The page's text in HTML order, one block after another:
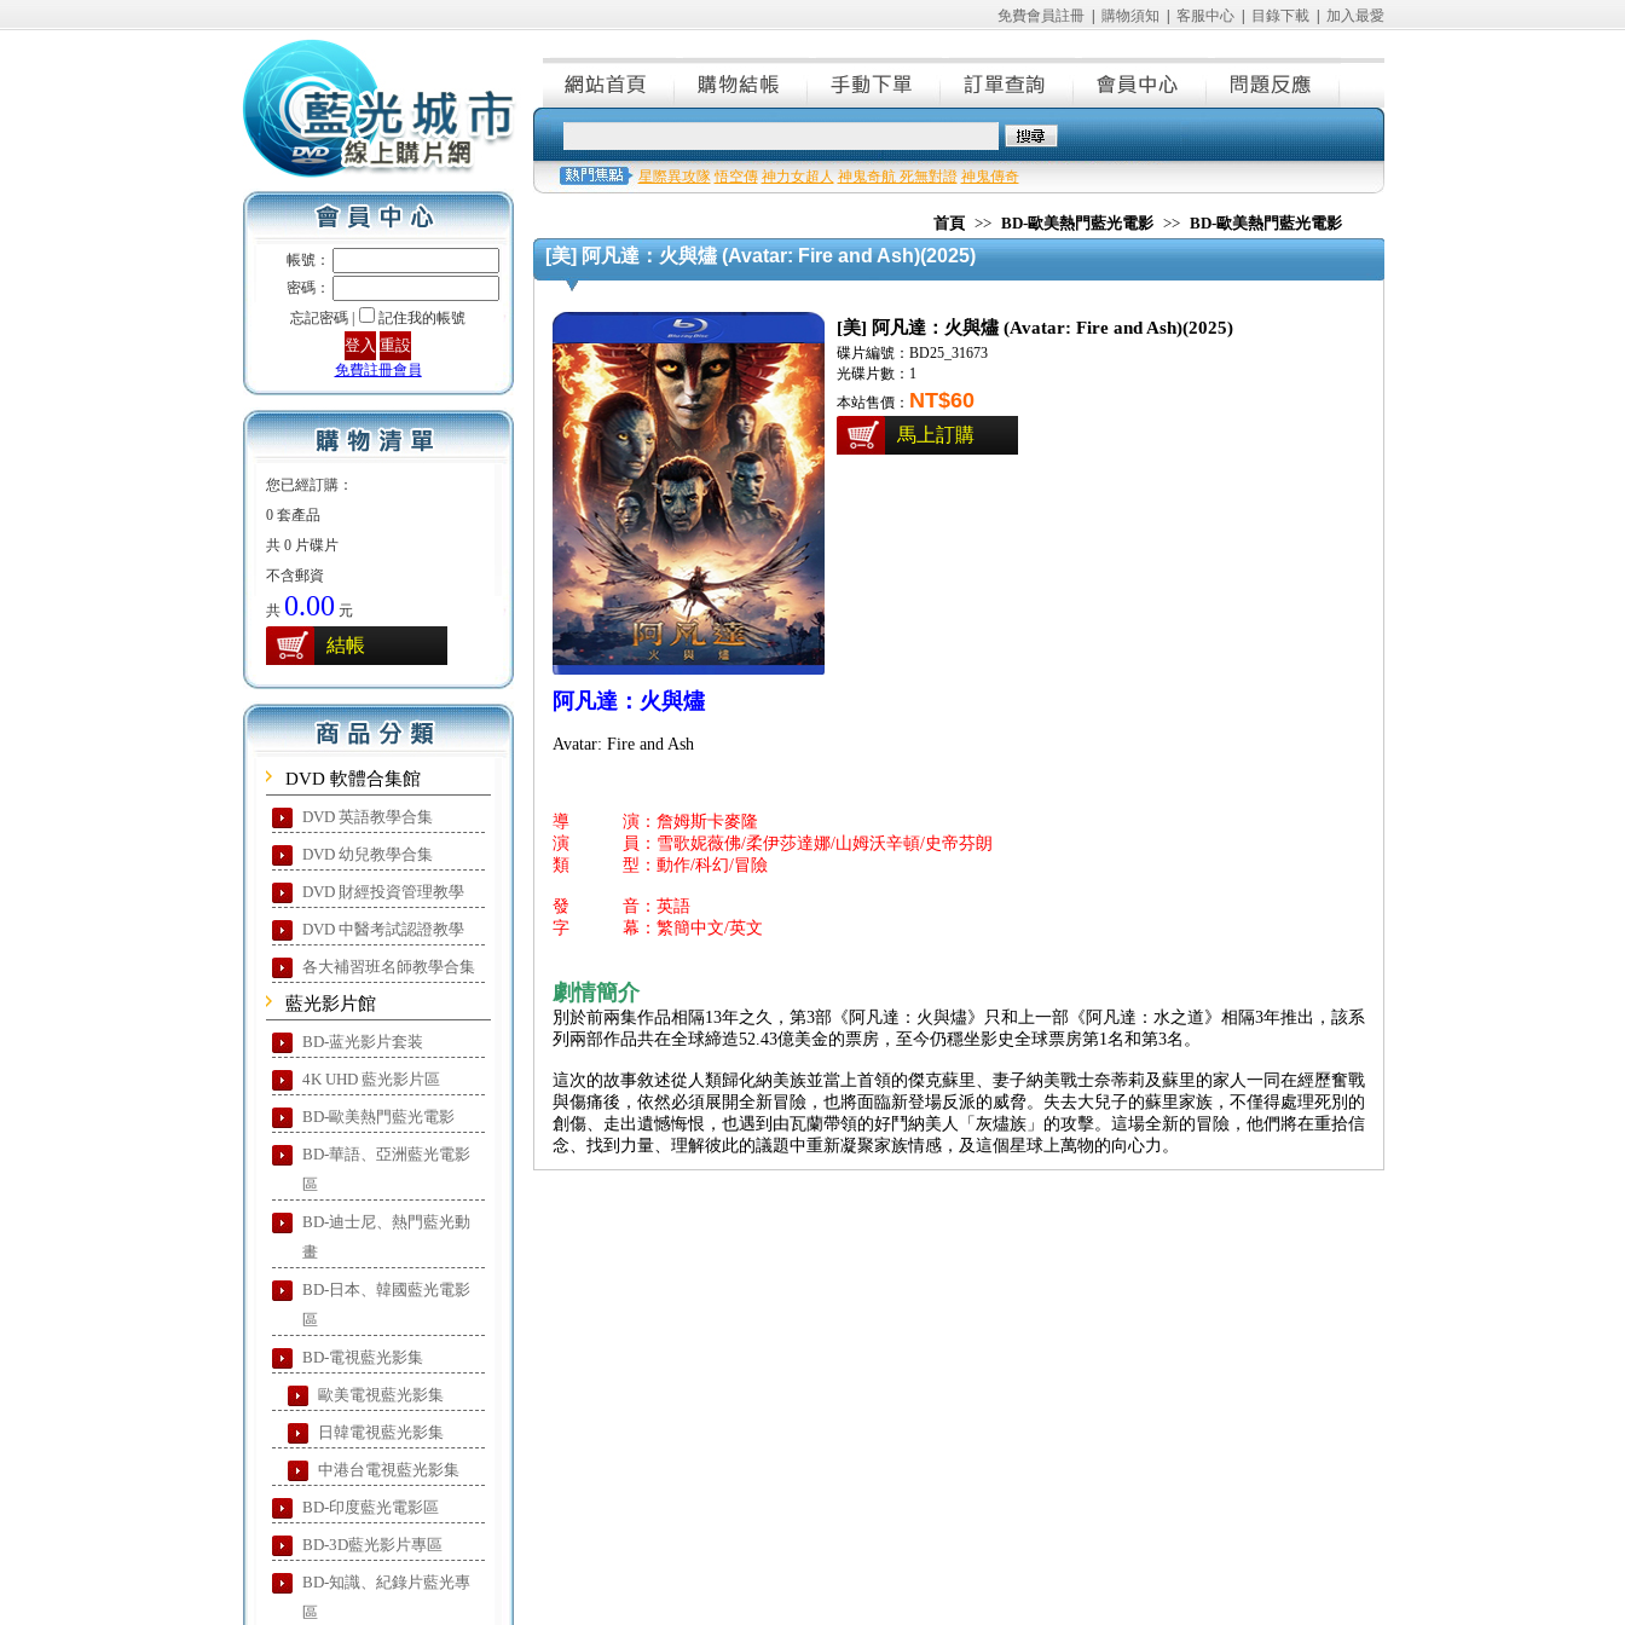
免費會員註冊| 購物須知 客服中心| 目錄下載| 加入最愛
帳號：
密碼：
忘記密碼 |
記住我的帳號
免費註冊會員
您已經訂購：
0 套產品
共 0 片碟片
不含郵資
共 0.00 元
結帳
DVD 軟體合集館
DVD 英語教學合集
DVD 幼兒教學合集
DVD 財經投資管理教學
DVD 中醫考試認證教學
各大補習班名師教學合集
藍光影片館
BD-蓝光影片套装
4K UHD 藍光影片區
BD-歐美熱門藍光電影
BD-華語、亞洲藍光電影
區
BD-迪士尼、熱門藍光動
畫
BD-日本、韓國藍光電影
區
BD-電視藍光影集
歐美電視藍光影集
日韓電視藍光影集
中港台電視藍光影集
BD-印度藍光電影區
BD-3D藍光影片專區
BD-知識、紀錄片藍光專
區
星際異攻隊 悟空傳 神力女超人 神鬼奇航 死無對證 神鬼傳奇
首頁 >> BD-歐美熱門藍光電影 >> BD-歐美熱門藍光電影
[美] 阿凡達：火與燼 (Avatar: Fire and Ash)(2025)
[美] 阿凡達：火與燼 (Avatar: Fire and Ash)(2025)
碟片編號：BD25_31673
光碟片數：1
本站售價： NT$60
馬上訂購
阿凡達：火與燼
Avatar: Fire and Ash
導 演：詹姆斯卡麥隆
演 員：雪歌妮薇佛/柔伊莎達娜/山姆沃辛頓/史帝芬朗
類 型：動作/科幻/冒險
發 音：英語
字 幕：繁簡中文/英文
劇情簡介
別於前兩集作品相隔13年之久，第3部《阿凡達：火與燼》只和上一部《阿凡達：水之道》相隔3年推出，該系
列兩部作品共在全球締造52.43億美金的票房，至今仍穩坐影史全球票房第1名和第3名。
這次的故事敘述從人類歸化納美族並當上首領的傑克蘇里、妻子納美戰士奈蒂莉及蘇里的家人一同在經歷奮戰
與傷痛後，依然必須展開全新冒險，也將面臨新登場反派的威脅。失去大兒子的蘇里家族，不僅得處理死別的
創傷、走出遺憾悔恨，也遇到由瓦蘭帶領的好鬥納美人「灰燼族」的攻擊。這場全新的冒險，他們將在重拾信
念、找到力量、理解彼此的議題中重新凝聚家族情感，及這個星球上萬物的向心力。